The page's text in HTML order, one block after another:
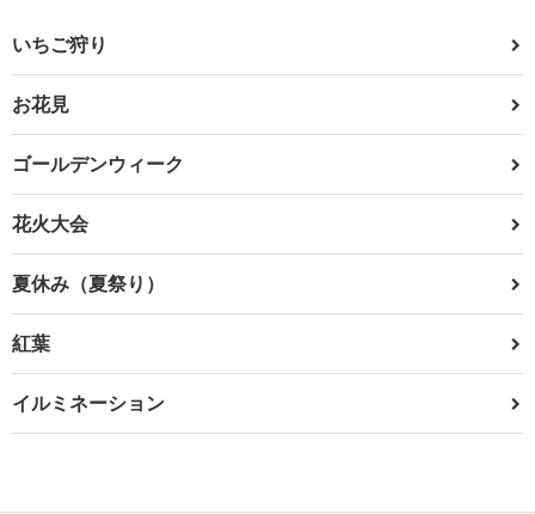
いちご狩り
お花見
ゴールデンウィーク
花火大会
夏休み（夏祭り）
紅葉
イルミネーション